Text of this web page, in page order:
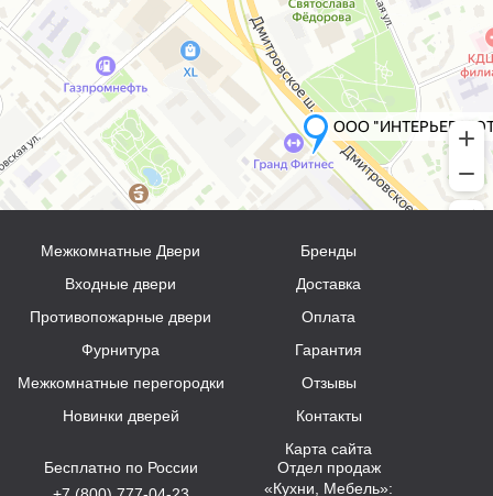
Межкомнатные Двери
Входные двери
Противопожарные двери
Фурнитура
Межкомнатные перегородки
Новинки дверей
Бренды
Доставка
Оплата
Гарантия
Отзывы
Контакты
Карта сайта
Бесплатно по России
Отдел продаж
«Кухни, Мебель»: